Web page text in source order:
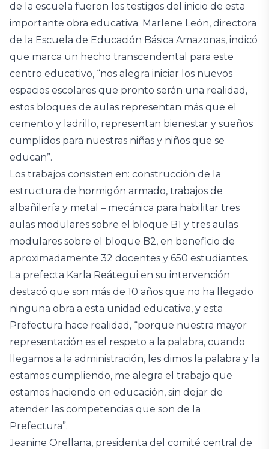
de la escuela fueron los testigos del inicio de esta
importante obra educativa. Marlene León, directora
de la Escuela de Educación Básica Amazonas, indicó
que marca un hecho transcendental para este
centro educativo, “nos alegra iniciar los nuevos
espacios escolares que pronto serán una realidad,
estos bloques de aulas representan más que el
cemento y ladrillo, representan bienestar y sueños
cumplidos para nuestras niñas y niños que se
educan”.
Los trabajos consisten en: construcción de la
estructura de hormigón armado, trabajos de
albañilería y metal – mecánica para habilitar tres
aulas modulares sobre el bloque B1 y tres aulas
modulares sobre el bloque B2, en beneficio de
aproximadamente 32 docentes y 650 estudiantes.
La prefecta Karla Reátegui en su intervención
destacó que son más de 10 años que no ha llegado
ninguna obra a esta unidad educativa, y esta
Prefectura hace realidad, “porque nuestra mayor
representación es el respeto a la palabra, cuando
llegamos a la administración, les dimos la palabra y la
estamos cumpliendo, me alegra el trabajo que
estamos haciendo en educación, sin dejar de
atender las competencias que son de la
Prefectura”.
Jeanine Orellana, presidenta del comité central de